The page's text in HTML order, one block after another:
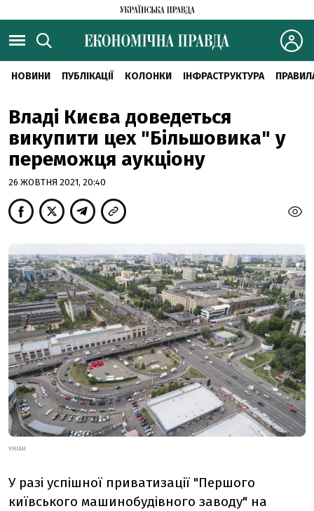
НОВИНИ ПУБЛІКАЦІЇ КОЛОНКИ ІНФРАСТРУКТУРА
Владі Києва доведеться
викупити цех "Більшовика" у
переможця аукціону
26 ЖОВТНЯ 2021, 20:40
УНІАН
У разі успішної приватизації "Першого
київського машинобудівного заводу" на